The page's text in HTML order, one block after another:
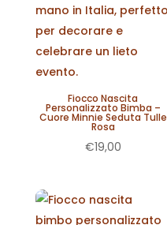
Fiocco Nascita
Personalizzato Bimba –
Cuore Minnie Seduta Tulle
Rosa
€19,00